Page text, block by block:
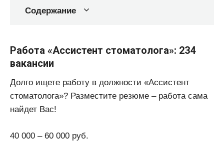
Содержание
Работа «Ассистент стоматолога»: 234
вакансии
Долго ищете работу в должности «Ассистент
стоматолога»? Разместите резюме – работа сама
найдет Вас!
40 000 – 60 000 руб.